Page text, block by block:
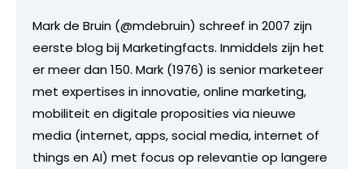
Mark de Bruin (@mdebruin) schreef in 2007 zijn
eerste blog bij Marketingfacts. Inmiddels zijn het
er meer dan 150. Mark (1976) is senior marketeer
met expertises in innovatie, online marketing,
mobiliteit en digitale proposities via nieuwe
media (internet, apps, social media, internet of
things en AI) met focus op relevantie op langere